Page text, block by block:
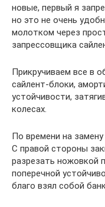
новые, первый я
но это не очень
молотком через
запрессовщика
Прикручиваем все в
сайлент-блоки,
устойчивости,
колесах.
По времени на
С правой стороны
разрезать ножовкой
поперечной
благо взял собой